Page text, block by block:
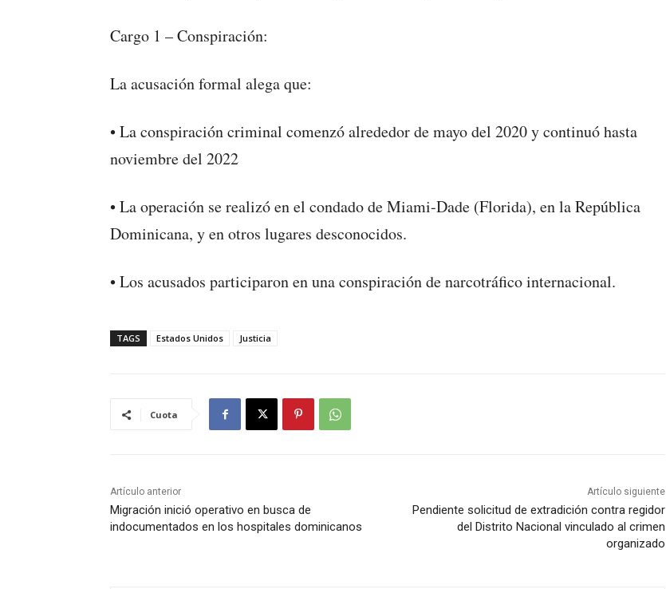
Cargo 1 – Conspiración:
La acusación formal alega que:
• La conspiración criminal comenzó alrededor de mayo del 2020 y continuó hasta
noviembre del 2022
• La operación se realizó en el condado de Miami-Dade (Florida), en la República
Dominicana, y en otros lugares desconocidos.
• Los acusados participaron en una conspiración de narcotráfico internacional.
TAGS Estados Unidos Justicia
Cuota
Artículo anterior
Migración inició operativo en busca de
indocumentados en los hospitales dominicanos
Artículo siguiente
Pendiente solicitud de extradición contra regidor
del Distrito Nacional vinculado al crimen
organizado